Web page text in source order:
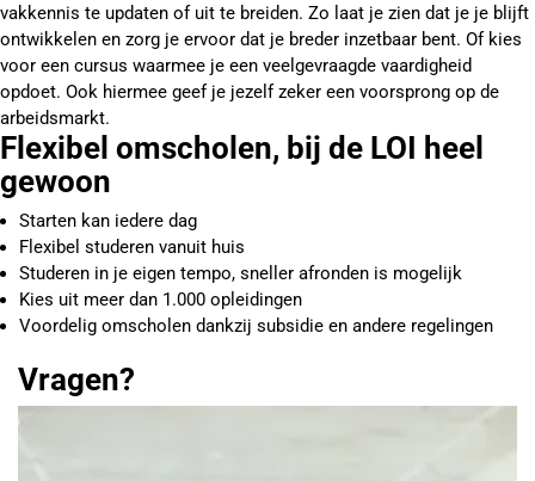
vakkennis te updaten of uit te breiden. Zo laat je zien dat je je blijft
ontwikkelen en zorg je ervoor dat je breder inzetbaar bent. Of kies
voor een cursus waarmee je een veelgevraagde vaardigheid
opdoet. Ook hiermee geef je jezelf zeker een voorsprong op de
arbeidsmarkt.
Flexibel omscholen, bij de LOI heel
gewoon
Starten kan iedere dag
Flexibel studeren vanuit huis
Studeren in je eigen tempo, sneller afronden is mogelijk
Kies uit meer dan 1.000 opleidingen
Voordelig omscholen dankzij subsidie en andere regelingen
Vragen?